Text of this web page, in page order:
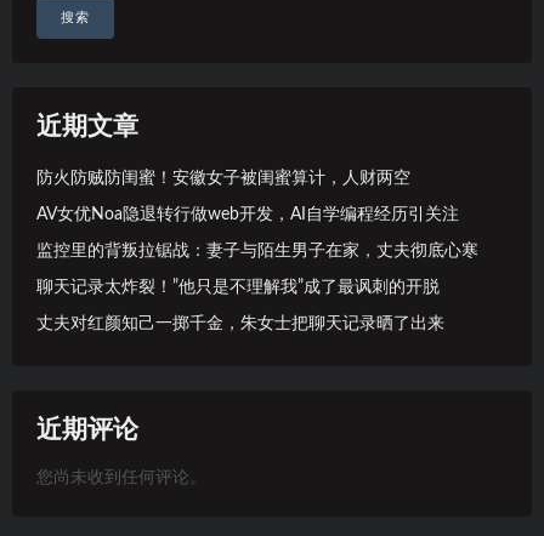
搜索
近期文章
防火防贼防闺蜜！安徽女子被闺蜜算计，人财两空
AV女优Noa隐退转行做web开发，AI自学编程经历引关注
监控里的背叛拉锯战：妻子与陌生男子在家，丈夫彻底心寒
聊天记录太炸裂！”他只是不理解我”成了最讽刺的开脱
丈夫对红颜知己一掷千金，朱女士把聊天记录晒了出来
近期评论
您尚未收到任何评论。